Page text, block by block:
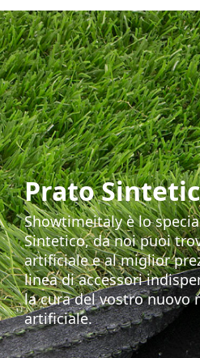
Prato
Showtimeitaly è lo
Sintetico, da noi puoi
artificiale e al miglior
linea di accessori
la cura del vostro nuovo
artificiale.